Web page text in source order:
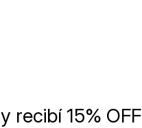
y recibí 15% OFF